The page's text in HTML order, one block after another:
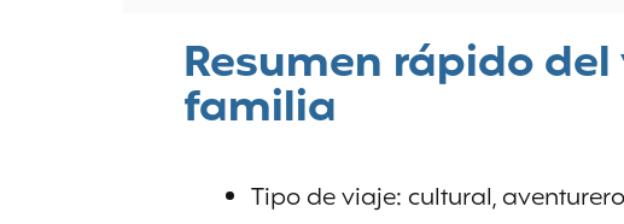
Resumen rápido
familia
Tipo de viaje: cultural,